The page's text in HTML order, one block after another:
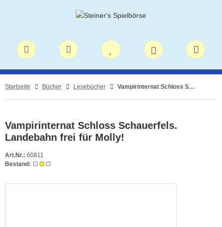
Startseite Bücher Lesebücher Vampirinternat Schloss Schauerfels. Landebahn frei für Molly!
Vampirinternat Schloss Schauerfels.
Landebahn frei für Molly!
Art.Nr.: 60811
Bestand: